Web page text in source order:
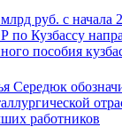
руб. с начала
по Кузбассу
пособия
Середюк
работников